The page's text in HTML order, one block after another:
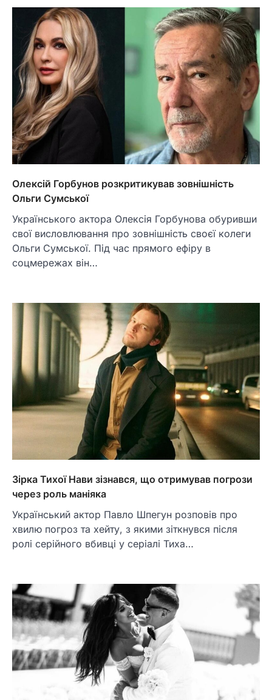
Олексій Горбунов розкритикував зовнішність
Ольги Сумської
Українського актора Олексія Горбунова обуривши
свої висловлювання про зовнішність своєї колеги
Ольги Сумської. Під час прямого ефіру в
соцмережах він…
Зірка Тихої Нави зізнався, що отримував погрози
через роль маніяка
Український актор Павло Шпегун розповів про
хвилю погроз та хейту, з якими зіткнувся після
ролі серійного вбивці у серіалі Тиха…